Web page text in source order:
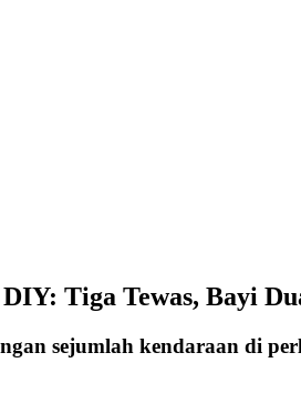
Tiga Tewas, Bayi
sejumlah kendaraan di